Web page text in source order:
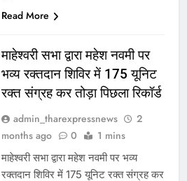
Read More
माहेश्वरी सभा द्वारा महेश नवमी पर
भव्य रक्तदान शिविर में 175 यूनिट
रक्त संग्रह कर तोड़ा पिछला रिकॉर्ड
admin_tharexpressnews
2
months ago
0 1 mins
माहेश्वरी सभा द्वारा महेश नवमी पर भव्य
रक्तदान शिविर में 175 यूनिट रक्त संग्रह कर